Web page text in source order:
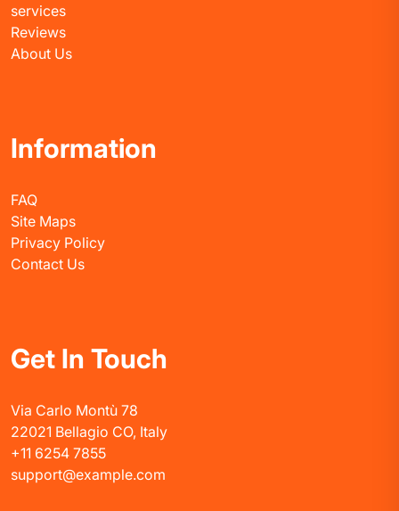
services
Reviews
About Us
Information
FAQ
Site Maps
Privacy Policy
Contact Us
Get In Touch
Via Carlo Montù 78
22021 Bellagio CO, Italy
+11 6254 7855
support@example.com